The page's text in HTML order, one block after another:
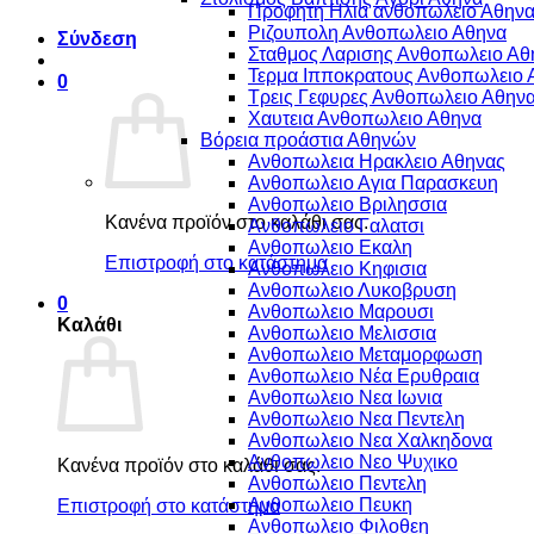
Σύνδεση
0
Κανένα προϊόν στο καλάθι σας.
Επιστροφή στο κατάστημα
0
Καλάθι
Κανένα προϊόν στο καλάθι σας.
Επιστροφή στο κατάστημα
Προφητη Ηλια ανθοπωλειο Αθηνα
Ριζουπολη Ανθοπωλειο Αθηνα
Σταθμος Λαρισης Ανθοπωλειο
Τερμα Ιπποκρατους Ανθοπωλειο
Τρεις Γεφυρες Ανθοπωλειο
Χαυτεια Ανθοπωλειο Αθηνα
Βόρεια προάστια Αθηνών
Ανθοπωλεια Ηρακλειο Αθηνας
Ανθοπωλειο Αγια Παρασκευη
Ανθοπωλειο Βριλησσια
Ανθοπωλειο Γαλατσι
Ανθοπωλειο Εκαλη
Ανθοπωλειο Κηφισια
Ανθοπωλειο Λυκοβρυση
Ανθοπωλειο Μαρουσι
Ανθοπωλειο Μελισσια
Ανθοπωλειο Μεταμορφωση
Ανθοπωλειο Νέα Ερυθραια
Ανθοπωλειο Νεα Ιωνια
Ανθοπωλειο Νεα Πεντελη
Ανθοπωλειο Νεα Χαλκηδονα
Ανθοπωλειο Νεο Ψυχικο
Ανθοπωλειο Πεντελη
Ανθοπωλειο Πευκη
Ανθοπωλειο Φιλοθεη